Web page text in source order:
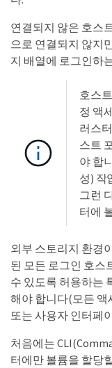
연결되지 않은 호스
으로 연결되지 않지
지 배열에 로그인하
호스
정 액
러스
스트
야 합
성) 작
그런
터에
외부 스토리지 환경
된 모든 로그인 호스
수 있도록 허용하는
해야 합니다(모든 액
또는 사용자 인터페
처음에는
터에만 볼륨을 할당